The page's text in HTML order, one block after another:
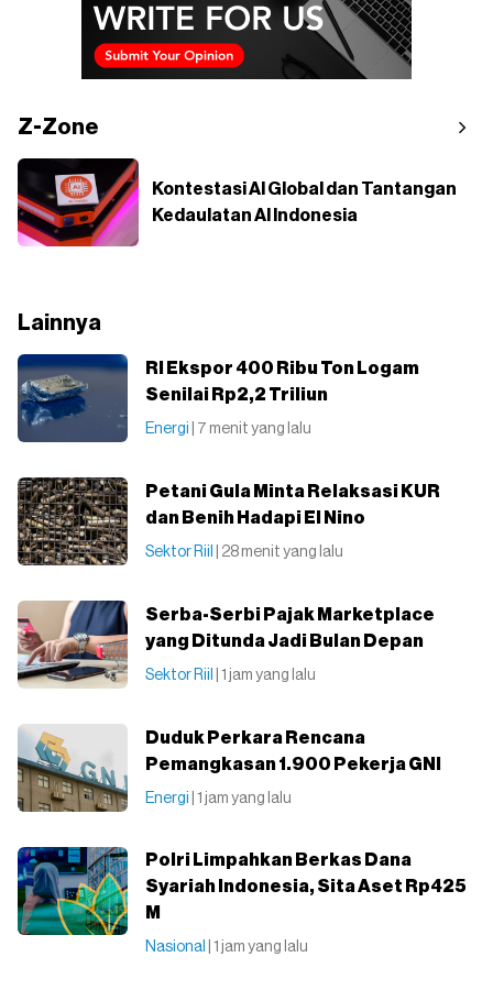
Z-Zone
Kontestasi AI Global dan Tantangan
Kedaulatan AI Indonesia
Lainnya
RI Ekspor 400 Ribu Ton Logam
Senilai Rp2,2 Triliun
Energi | 7 menit yang lalu
Petani Gula Minta Relaksasi KUR
dan Benih Hadapi El Nino
Sektor Riil | 28 menit yang lalu
Serba-Serbi Pajak Marketplace
yang Ditunda Jadi Bulan Depan
Sektor Riil | 1 jam yang lalu
Duduk Perkara Rencana
Pemangkasan 1.900 Pekerja GNI
Energi | 1 jam yang lalu
Polri Limpahkan Berkas Dana
Syariah Indonesia, Sita Aset Rp425
M
Nasional | 1 jam yang lalu